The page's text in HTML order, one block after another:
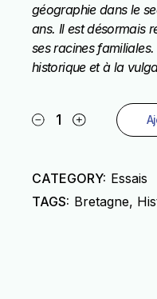
géographie dans le
ans. Il est désormais
ses racines familiales.
historique et à la
Erdeven quantity
CATEGORY: Essais
TAGS: Bretagne,